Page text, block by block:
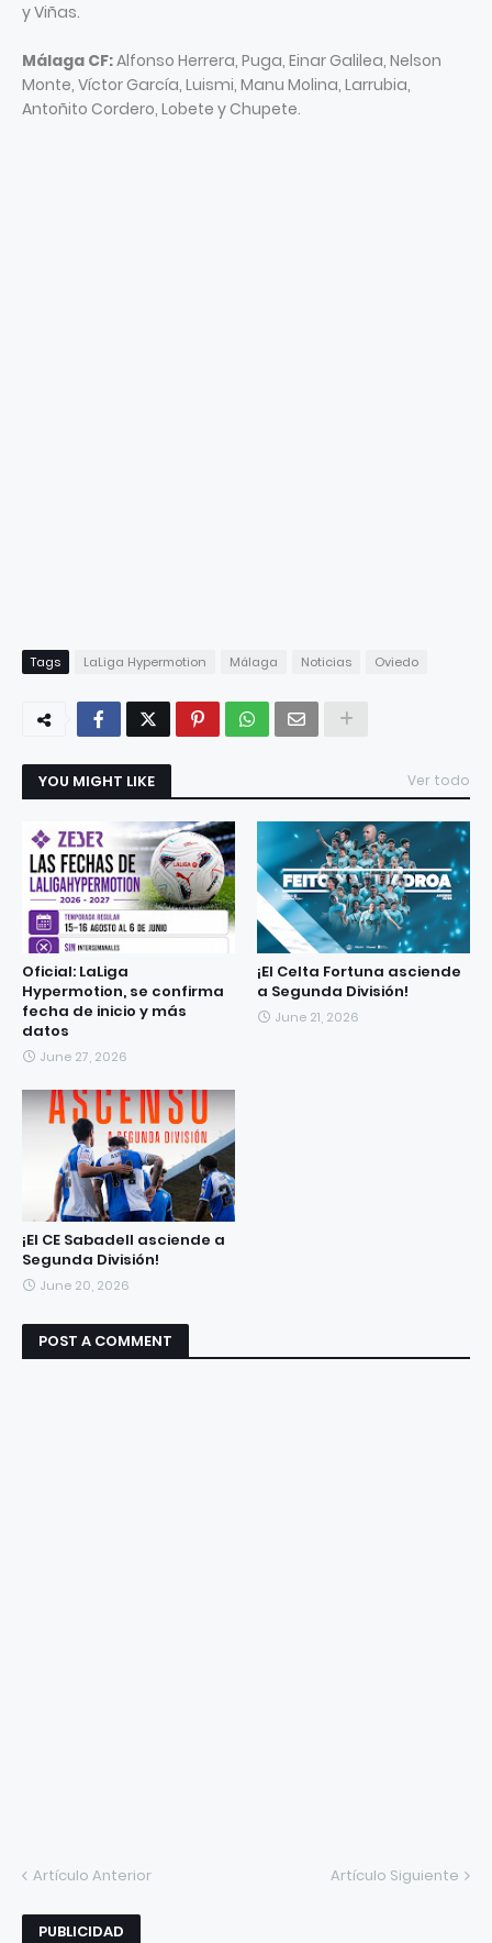
y Viñas.
Málaga CF:Alfonso Herrera, Puga, Einar Galilea, Nelson
Monte, Víctor García, Luismi, Manu Molina, Larrubia,
Antoñito Cordero, Lobete y Chupete.
Tags LaLiga Hypermotion Málaga Noticias Oviedo
YOU MIGHT LIKE Ver todo
Oficial: LaLiga
Hypermotion, se confirma
fecha de inicio y más
datos
June 27, 2026
¡El Celta Fortuna asciende
a Segunda División!
June 21, 2026
¡El CE Sabadell asciende a
Segunda División!
June 20, 2026
POST A COMMENT
Artículo Anterior Artículo Siguiente
PUBLICIDAD